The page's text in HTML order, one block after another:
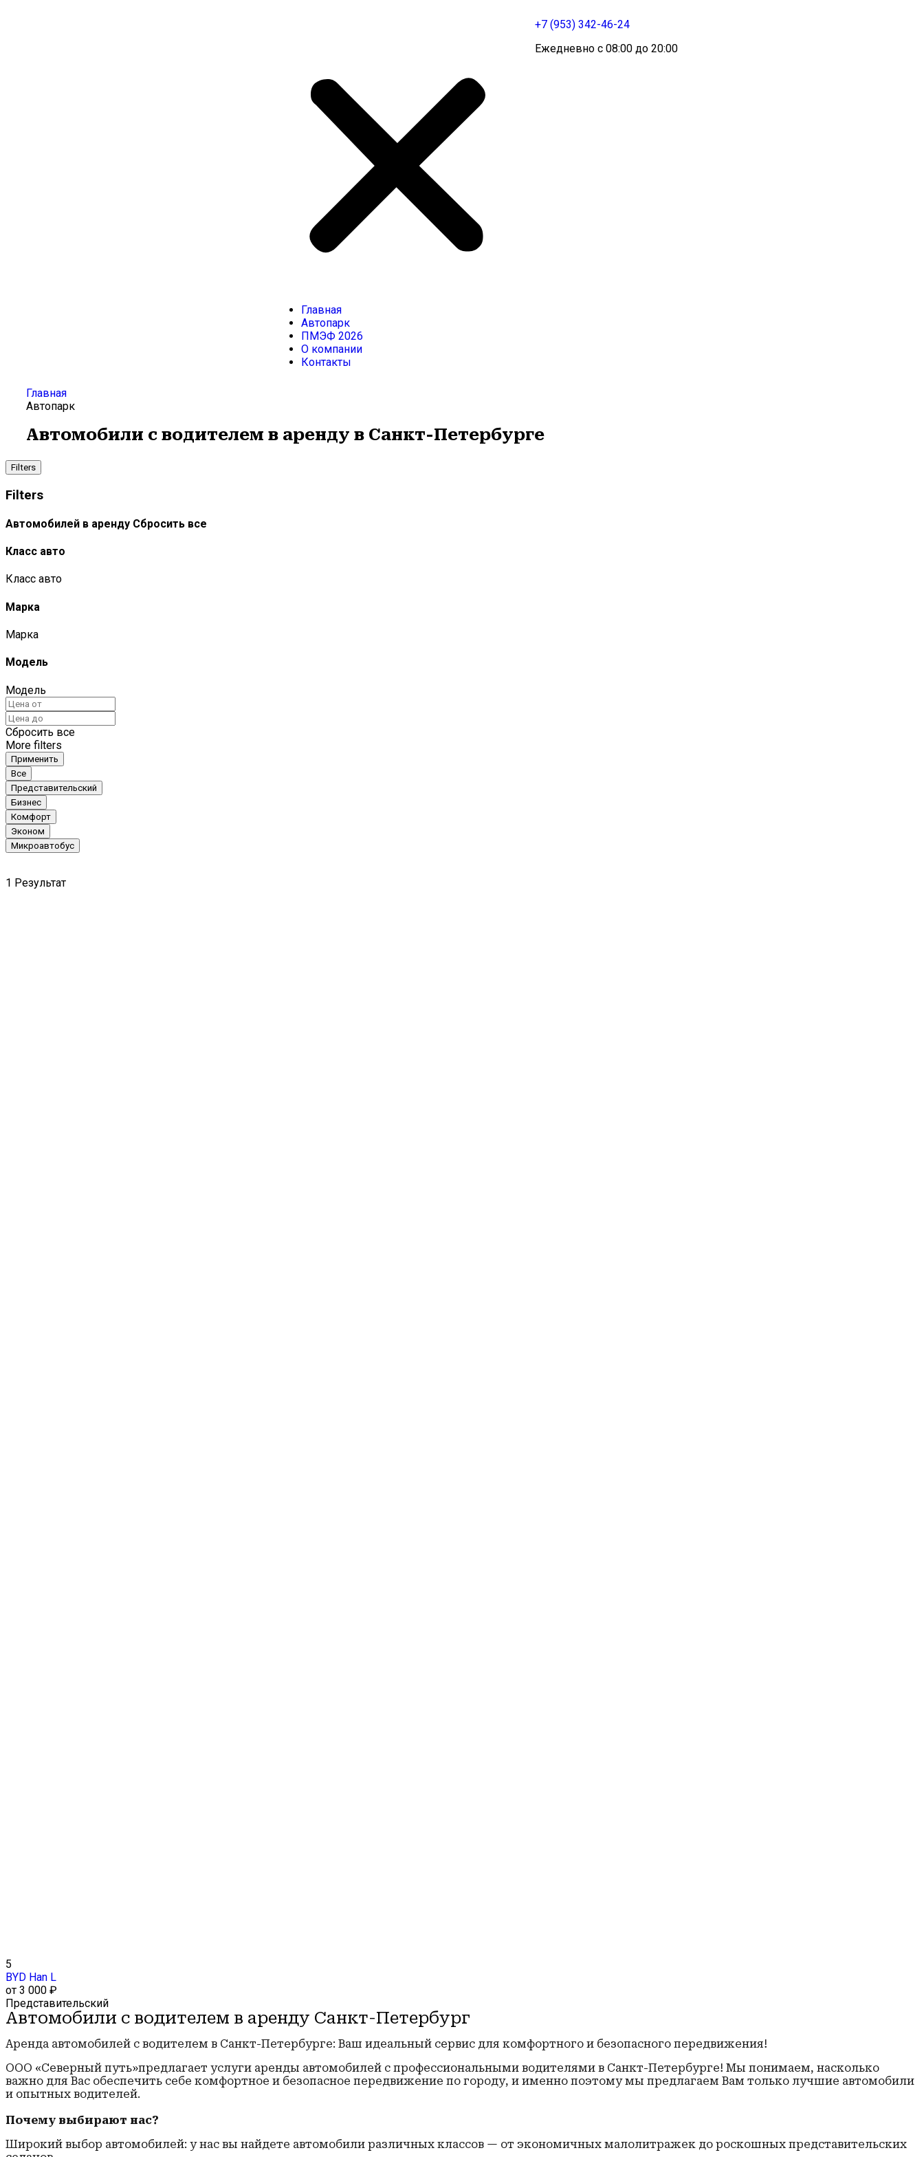
Главная
Автопарк
ПМЭФ 2026
О компании
Контакты
+7 (953) 342-46-24
Ежедневно c 08:00 до 20:00
Главная
Автопарк
Автомобили с водителем в аренду в Санкт-Петербурге
Filters
Filters
Автомобилей в аренду Сбросить все
Класс авто
Класс авто
Марка
Марка
Модель
Модель
Сбросить все
More filters
Применить
Все
Представительский
Бизнес
Комфорт
Эконом
Микроавтобус
1 Результат
5
BYD Han L
от 3 000 ₽
Представительский
Автомобили с водителем в аренду Санкт-Петербург
Аренда автомобилей с водителем в Санкт-Петербурге: Ваш идеальный сервис для комфортного и безопасного передвижения!
ООО «Северный путь»предлагает услуги аренды автомобилей с профессиональными водителями в Санкт-Петербурге! Мы понимаем, насколько
важно для Вас обеспечить себе комфортное и безопасное передвижение по городу, и именно поэтому мы предлагаем Вам только лучшие автомобили
и опытных водителей.
Почему выбирают нас?
Широкий выбор автомобилей: у нас вы найдете автомобили различных классов — от экономичных малолитражек до роскошных представительских